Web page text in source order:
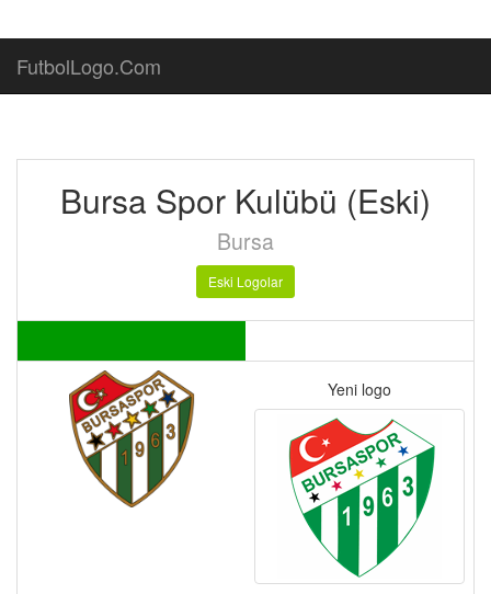
FutbolLogo.Com
Bursa Spor Kulübü (Eski)
Bursa
Eski Logolar
Yeni logo